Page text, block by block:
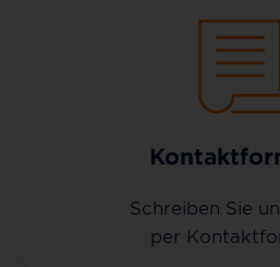
Schreiben Sie
per